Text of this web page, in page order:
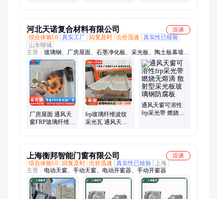
河北天诺复合材料有限公司
洽谈
综合体验L0 真实工厂 回复及时 出价迅速
真实性已核验
山东聊城
主营： 玻璃钢、厂房屋面、石墨净化板、采光板、陶土板幕墙、
岩棉净化板、手工净化板、硅岩净化板、封边玻璃棉板、封边岩
棉顶板、硫氧镁净化板、建筑围护系统、不老泡净化板、聚苯乙
烯泡沫板
厂房屋面 通风天
窗FRP玻璃纤维增
frp玻璃纤维波纹
采光瓦 通风天窗
通风天窗可溶性
frp采光带 燃烧无
上海衡邦智能门窗有限公司
洽谈
综合体验L0
回复及时 出价迅速 真实性已核验
上海
主营： 电动天窗、手动天窗、电动开窗器、手动开窗器